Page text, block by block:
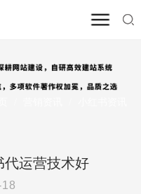
代运营技术好